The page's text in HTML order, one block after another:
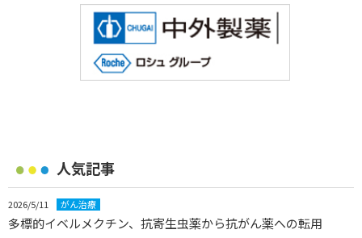
人気記事
2026/5/11 がん治療
多標的イベルメクチン、抗寄生虫薬から抗がん薬への転用